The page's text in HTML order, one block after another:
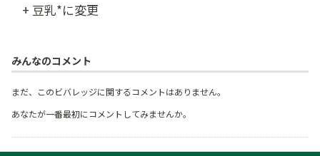
+ 豆乳*に変更
みんなのコメント
まだ、このビバレッジに関するコメントはありません。
あなたが一番最初にコメントしてみませんか。